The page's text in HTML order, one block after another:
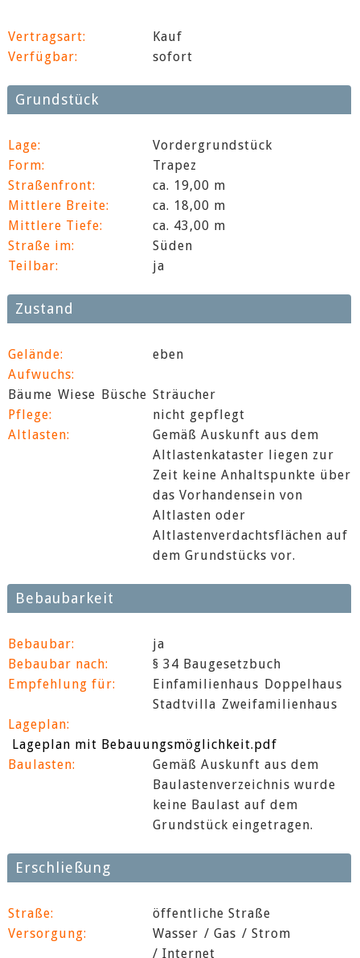
Vertragsart:
Kauf
Verfügbar:
sofort
Grundstück
Lage:
Vordergrundstück
Form:
Trapez
Straßenfront:
ca. 19,00 m
Mittlere Breite:
ca. 18,00 m
Mittlere Tiefe:
ca. 43,00 m
Straße im:
Süden
Teilbar:
ja
Zustand
Gelände:
eben
Aufwuchs:
Bäume Wiese Büsche Sträucher
Pflege:
nicht gepflegt
Altlasten:
Gemäß Auskunft aus dem
Altlastenkataster liegen zur
Zeit keine Anhaltspunkte über
das Vorhandensein von
Altlasten oder
Altlastenverdachtsflächen auf
dem Grundstücks vor.
Bebaubarkeit
Bebaubar:
ja
Bebaubar nach:
§ 34 Baugesetzbuch
Empfehlung für:
Einfamilienhaus Doppelhaus
Stadtvilla Zweifamilienhaus
Lageplan:
Lageplan mit Bebauungsmöglichkeit.pdf
Baulasten:
Gemäß Auskunft aus dem
Baulastenverzeichnis wurde
keine Baulast auf dem
Grundstück eingetragen.
Erschließung
Straße:
öffentliche Straße
Versorgung:
Wasser / Gas / Strom
/ Internet